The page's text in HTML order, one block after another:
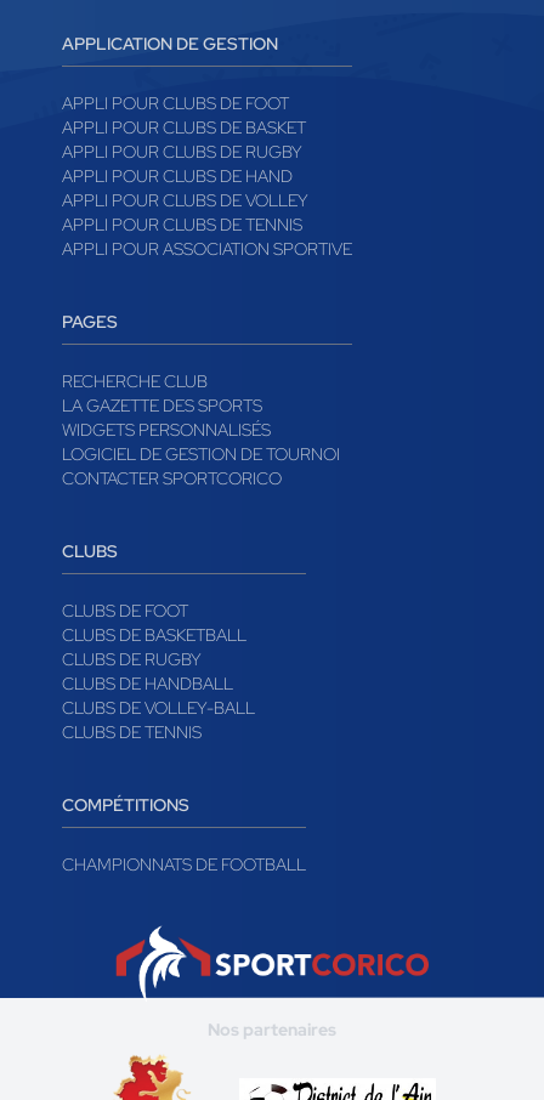
APPLICATION DE GESTION
APPLI POUR CLUBS DE FOOT
APPLI POUR CLUBS DE BASKET
APPLI POUR CLUBS DE RUGBY
APPLI POUR CLUBS DE HAND
APPLI POUR CLUBS DE VOLLEY
APPLI POUR CLUBS DE TENNIS
APPLI POUR ASSOCIATION SPORTIVE
PAGES
RECHERCHE CLUB
LA GAZETTE DES SPORTS
WIDGETS PERSONNALISÉS
LOGICIEL DE GESTION DE TOURNOI
CONTACTER SPORTCORICO
CLUBS
CLUBS DE FOOT
CLUBS DE BASKETBALL
CLUBS DE RUGBY
CLUBS DE HANDBALL
CLUBS DE VOLLEY-BALL
CLUBS DE TENNIS
COMPÉTITIONS
CHAMPIONNATS DE FOOTBALL
Nos partenaires